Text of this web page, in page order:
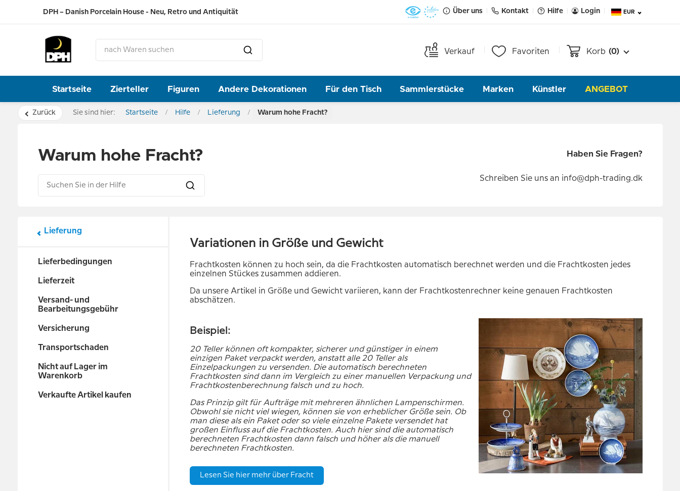
DPH – Danish Porcelain House - Neu, Retro und Antiquität Über uns Kontakt Hilfe Login EUR
Verkauf Favoriten Korb (0)
Startseite Zierteller Figuren Andere Dekorationen Für den Tisch Sammlerstücke Marken Künstler ANGEBOT
Zurück Sie sind hier: Startseite Hilfe Lieferung Warum hohe Fracht?
Warum hohe Fracht? Haben Sie Fragen?
Schreiben Sie uns an info@dph-trading.dk
Lieferung
Lieferbedingungen
Lieferzeit
Versand- und
Bearbeitungsgebühr
Versicherung
Transportschaden
Nicht auf Lager im
Warenkorb
Verkaufte Artikel kaufen
Variationen in Größe und Gewicht
Frachtkosten können zu hoch sein, da die Frachtkosten automatisch berechnet werden und die Frachtkosten jedes
einzelnen Stückes zusammen addieren.
Da unsere Artikel in Größe und Gewicht variieren, kann der Frachtkostenrechner keine genauen Frachtkosten
abschätzen.
Beispiel:
20 Teller können oft kompakter, sicherer und günstiger in einem
einzigen Paket verpackt werden, anstatt alle 20 Teller als
Einzelpackungen zu versenden. Die automatisch berechneten
Frachtkosten sind dann im Vergleich zu einer manuellen Verpackung und
Frachtkostenberechnung falsch und zu hoch.
Das Prinzip gilt für Aufträge mit mehreren ähnlichen Lampenschirmen.
Obwohl sie nicht viel wiegen, können sie von erheblicher Größe sein. Ob
man diese als ein Paket oder so viele einzelne Pakete versendet hat
großen Einfluss auf die Frachtkosten. Auch hier sind die automatisch
berechneten Frachtkosten dann falsch und höher als die manuell
berechneten Frachtkosten.
Lesen Sie hier mehr über Fracht